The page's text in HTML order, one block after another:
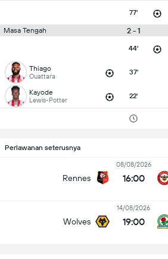
77'
Masa Tengah 2 - 1
44'
Thiago
Ouattara 37'
Kayode
Lewis-Potter 22'
Perlawanan seterusnya
Rennes
08/08/2026
16:00
Wolves
14/08/2026
19:00